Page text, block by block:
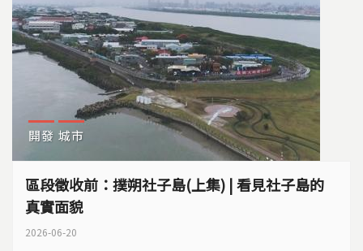
開發 城市
區段徵收前：撲朔社子島(上集) | 看見社子島的
真實面貌
2026-06-20